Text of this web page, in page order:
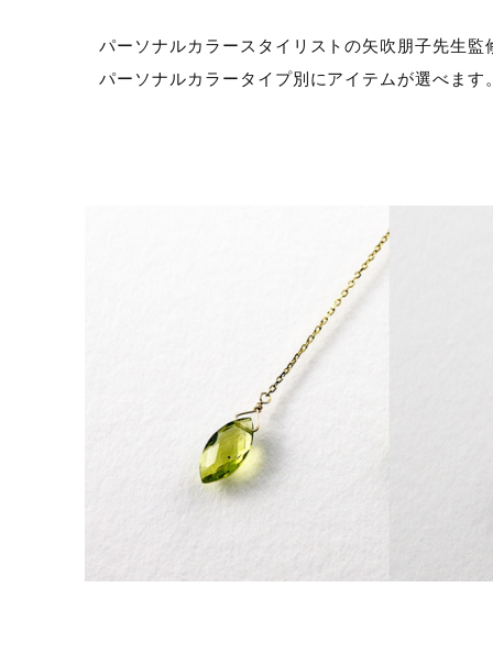
パーソナルカラースタイリストの矢吹朋子先生監
パーソナルカラータイプ別にアイテムが選べます